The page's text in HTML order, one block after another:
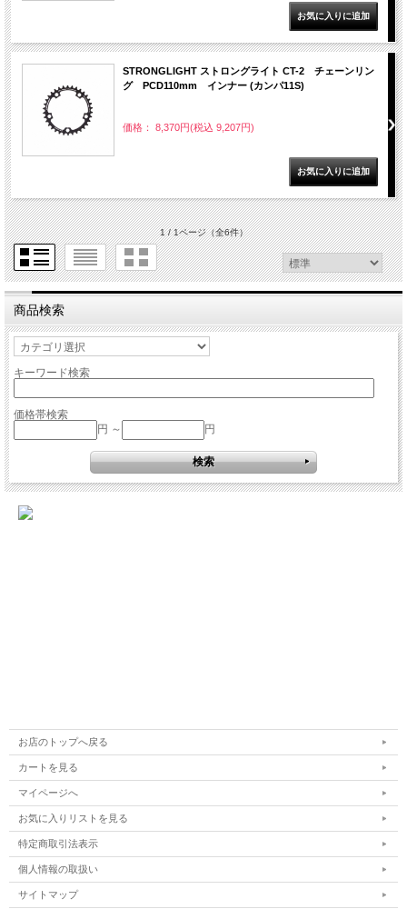
STRONGLIGHT ストロングライト CT-2 チェーンリン
グ PCD110mm インナー (カンパ11S)
価格： 8,370円(税込 9,207円)
1 / 1ページ（全6件）
商品検索
キーワード検索
価格帯検索
円 ～
円
お店のトップへ戻る
カートを見る
マイページへ
お気に入りリストを見る
特定商取引法表示
個人情報の取扱い
サイトマップ